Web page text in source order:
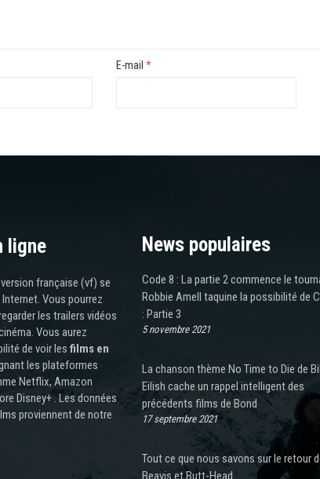
E-mail *
ligne
française (vf) se
Vous pourrez
les trailers vidéos
Vous aurez
de voir les films en
les plateformes
Netflix, Amazon
Disney+ . Les données
proviennent de notre
News populaires
Code 8 : La partie 2 commence le
Robbie Amell taquine la possibilité de
: Partie 3
5 novembre 2021
La chanson thème No Time to Die de
Eilish cache un rappel intelligent des
précédents films de Bond
17 septembre 2021
Tout ce que nous savons sur le retour
Beavis et Butt-Head